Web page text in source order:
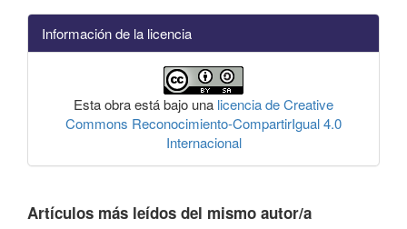
Información de la licencia
Esta obra está bajo una licencia de Creative
Commons Reconocimiento-CompartirIgual 4.0
Internacional
Artículos más leídos del mismo autor/a